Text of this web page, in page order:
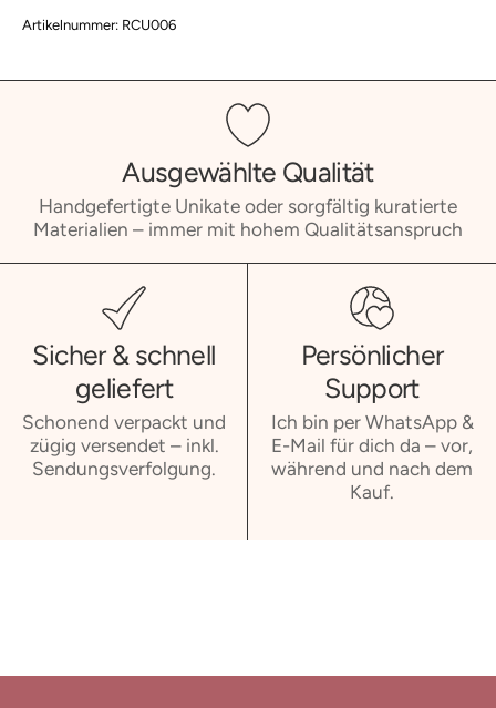
Artikelnummer: RCU006
Ausgewählte Qualität
Handgefertigte Unikate oder sorgfältig kuratierte
Materialien – immer mit hohem Qualitätsanspruch
Sicher & schnell
geliefert
Schonend verpackt und
zügig versendet – inkl.
Sendungsverfolgung.
Persönlicher
Support
Ich bin per WhatsApp &
E-Mail für dich da – vor,
während und nach dem
Kauf.